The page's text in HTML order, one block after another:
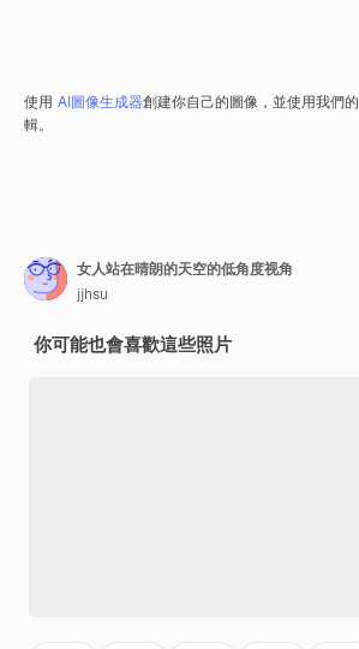
使用 AI圖像生成器創建你自己的圖像，並使用我們的
輯。
女人站在晴朗的天空的低角度视角
jjhsu
你可能也會喜歡這些照片